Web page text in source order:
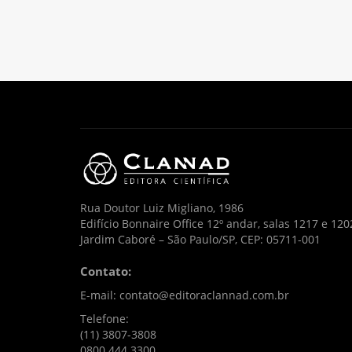
Rua Doutor Luiz Migliano, 1986
Edifício Bonnaire Office 12º andar, salas 1217 e
Jardim Caboré – São Paulo/SP, CEP: 05711-001
Contato:
E-mail: contato@editoraclannad.com.br
Telefone:
(11) 3807-3808